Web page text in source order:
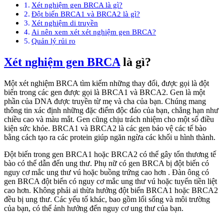
Xét nghiệm gen BRCA là gì?
Đột biến BRCA1 và BRCA2 là gì?
Xét nghiệm di truyền
Ai nên xem xét xét nghiệm gen BRCA?
Quản lý rủi ro
Xét nghiệm gen BRCA là gì?
Một xét nghiệm BRCA tìm kiếm những thay đổi, được gọi là đột
biến trong các gen được gọi là BRCA1 và BRCA2. Gen là một
phần của DNA được truyền từ mẹ và cha của bạn. Chúng mang
thông tin xác định những đặc điểm độc đáo của bạn, chẳng hạn như
chiều cao và màu mắt. Gen cũng chịu trách nhiệm cho một số điều
kiện sức khỏe. BRCA1 và BRCA2 là các gen bảo vệ các tế bào
bằng cách tạo ra các protein giúp ngăn ngừa các khối u hình thành.
Đột biến trong gen BRCA1 hoặc BRCA2 có thể gây tổn thương tế
bào có thể dẫn đến ung thư. Phụ nữ có gen BRCA bị đột biến có
nguy cơ mắc ung thư vú hoặc buồng trứng cao hơn . Đàn ông có
gen BRCA đột biến có nguy cơ mắc ung thư vú hoặc tuyến tiền liệt
cao hơn. Không phải ai thừa hưởng đột biến BRCA1 hoặc BRCA2
đều bị ung thư. Các yếu tố khác, bao gồm lối sống và môi trường
của bạn, có thể ảnh hưởng đến nguy cơ ung thư của bạn.